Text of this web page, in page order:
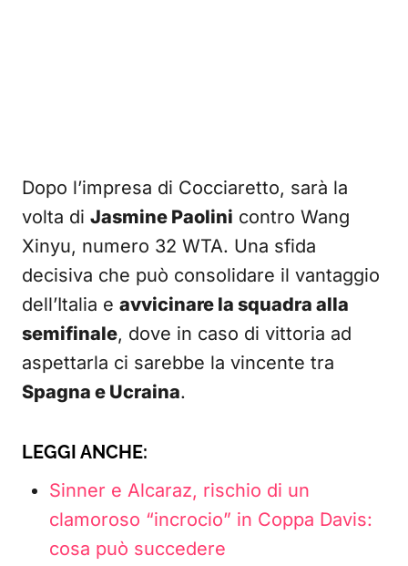
Dopo l’impresa di Cocciaretto, sarà la
volta di Jasmine Paolini contro Wang
Xinyu, numero 32 WTA. Una sfida
decisiva che può consolidare il vantaggio
dell’Italia e avvicinare la squadra alla
semifinale, dove in caso di vittoria ad
aspettarla ci sarebbe la vincente tra
Spagna e Ucraina.
LEGGI ANCHE:
Sinner e Alcaraz, rischio di un
clamoroso “incrocio” in Coppa Davis:
cosa può succedere